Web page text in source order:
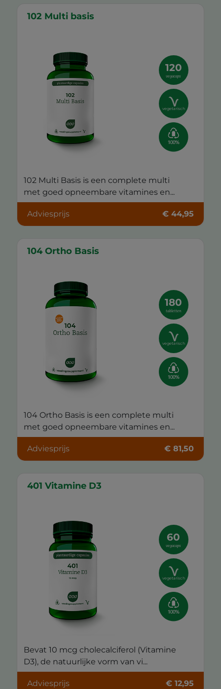
102 Multi basis
120
vegacaps
vegetarisch
102 Multi Basis is een complete multi
met goed opneembare vitamines en...
Adviesprijs € 44,95
104 Ortho Basis
180
tabletten
vegetarisch
104 Ortho Basis is een complete multi
met goed opneembare vitamines en...
Adviesprijs € 81,50
401 Vitamine D3
60
vegacaps
vegetarisch
Bevat 10 mcg cholecalciferol (Vitamine
D3), de natuurlijke vorm van vi...
Adviesprijs € 12,95